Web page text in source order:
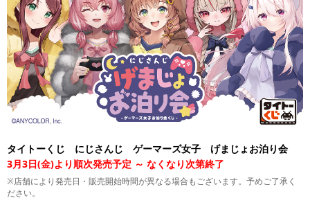
タイトーくじ にじさんじ ゲーマーズ女子 げまじょお泊り会
3月3日(金)より順次発売予定 ～ なくなり次第終了
※店舗により発売日・販売開始時間が異なる場合もございます。予めご了承く
ださい。